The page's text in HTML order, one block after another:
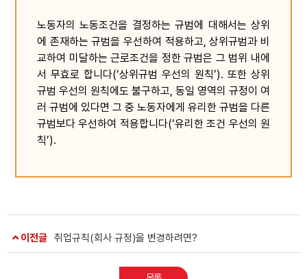
노동자의 노동조건을 결정하는 규범에 대해서는 상위
에 존재하는 규범을 우선하여 적용하고, 상위규범과 비
교하여 미달하는 근로조건을 정한 규범은 그 범위 내에
서 무효로 합니다(‘상위규범 우선의 원칙’). 또한 상위
규범 우선의 원칙에도 불구하고, 동일 영역의 규정이 여
러 규범에 있다면 그 중 노동자에게 유리한 규범을 다른
규범보다 우선하여 적용합니다(‘유리한 조건 우선의 원
칙’).
이전글 취업규칙(회사 규정)을 변경하려면?